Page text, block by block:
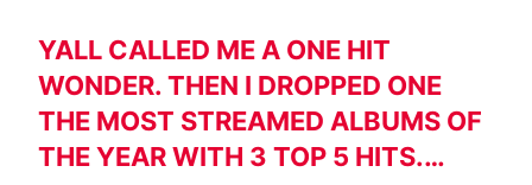
YALL CALLED ME A ONE HIT
WONDER. THEN I DROPPED ONE
THE MOST STREAMED ALBUMS OF
THE YEAR WITH 3 TOP 5 HITS.…